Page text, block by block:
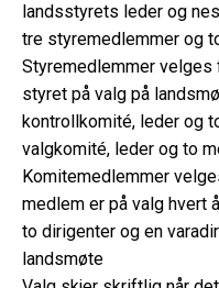
landsstyrets leder og
tre styremedlemmer og
Styremedlemmer velges
styret på valg på
kontrollkomité, leder og
valgkomité, leder og to
Komitemedlemmer
medlem er på valg hvert
to dirigenter og en
landsmøte